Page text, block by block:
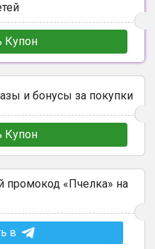
Купон
и бонусы за покупки
Купон
промокод «Пчелка» на
в